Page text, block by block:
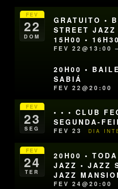
FEV
22
DOM
GRATUITO •
STREET
15H00 • 16H30
FEV 22@13:00
20H00 •
SABIÁ
FEV 22@20:00
FEV
23
SEG
• • • CLUB
SEGUNDA-
FEV 23 DIA
FEV
24
TER
20H00 •
JAZZ • JAZZ
JAZZ
FEV 24@20:00